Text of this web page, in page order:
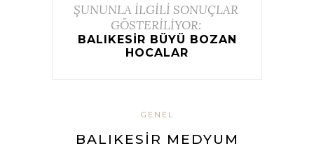
ŞUNUNLA İLGİLİ SONUÇLAR
GÖSTERİLİYOR:
BALIKESIR BÜYÜ BOZAN
HOCALAR
GENEL
BALIKESIR MEDYUM